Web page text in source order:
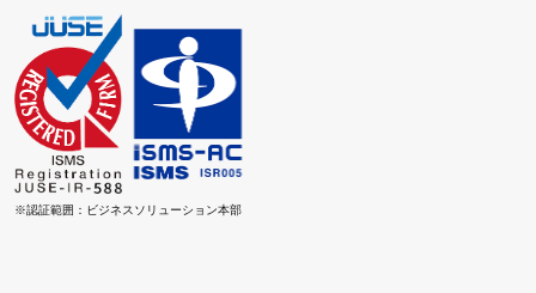
※認証範囲：ビジネスソリューション本部